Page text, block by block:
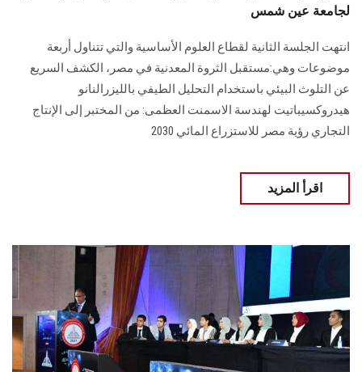
لجامعة عين شمس
انتهت الجلسة الثانية لقطاع العلوم الأساسية والتي تتناول أربعة
موضوعات وهي:مستقبل الثروة المعدنية في مصر، الكشف السريع
عن التلوث البيئي باستخدام التحليل الطيفي بالليزرالنانو
هيدروكسيباتيت لهندسة الاسمنت العظمى: من المختبر إلى الإنتاج
التجاري رؤية مصر للاستزراع المائي 2030
اقرأ المزيد